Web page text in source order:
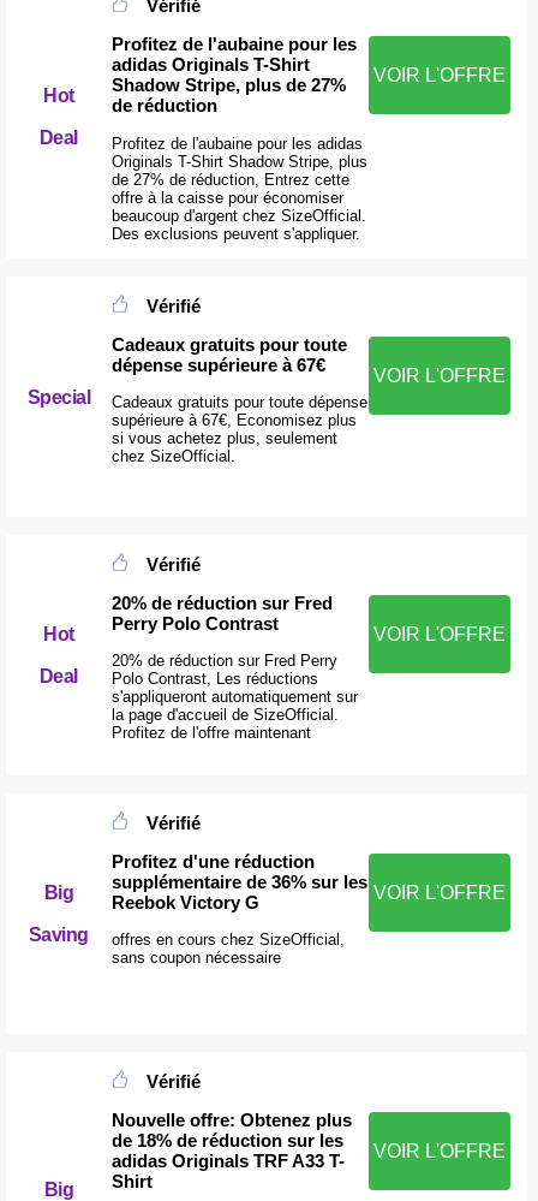
Hot
Deal
Vérifié
Profitez de l'aubaine pour les
adidas Originals T-Shirt
Shadow Stripe, plus de 27%
de réduction
Profitez de l'aubaine pour les adidas
Originals T-Shirt Shadow Stripe, plus
de 27% de réduction, Entrez cette
offre à la caisse pour économiser
beaucoup d'argent chez SizeOfficial.
Des exclusions peuvent s'appliquer.
VOIR L'OFFRE
Special
Vérifié
Cadeaux gratuits pour toute
dépense supérieure à 67€
Cadeaux gratuits pour toute dépense
supérieure à 67€, Economisez plus
si vous achetez plus, seulement
chez SizeOfficial.
VOIR L'OFFRE
Hot
Deal
Vérifié
20% de réduction sur Fred
Perry Polo Contrast
20% de réduction sur Fred Perry
Polo Contrast, Les réductions
s'appliqueront automatiquement sur
la page d'accueil de SizeOfficial.
Profitez de l'offre maintenant
VOIR L'OFFRE
Big
Saving
Vérifié
Profitez d'une réduction
supplémentaire de 36% sur les
Reebok Victory G
offres en cours chez SizeOfficial,
sans coupon nécessaire
VOIR L'OFFRE
Big
Vérifié
Nouvelle offre: Obtenez plus
de 18% de réduction sur les
adidas Originals TRF A33 T-
Shirt
VOIR L'OFFRE